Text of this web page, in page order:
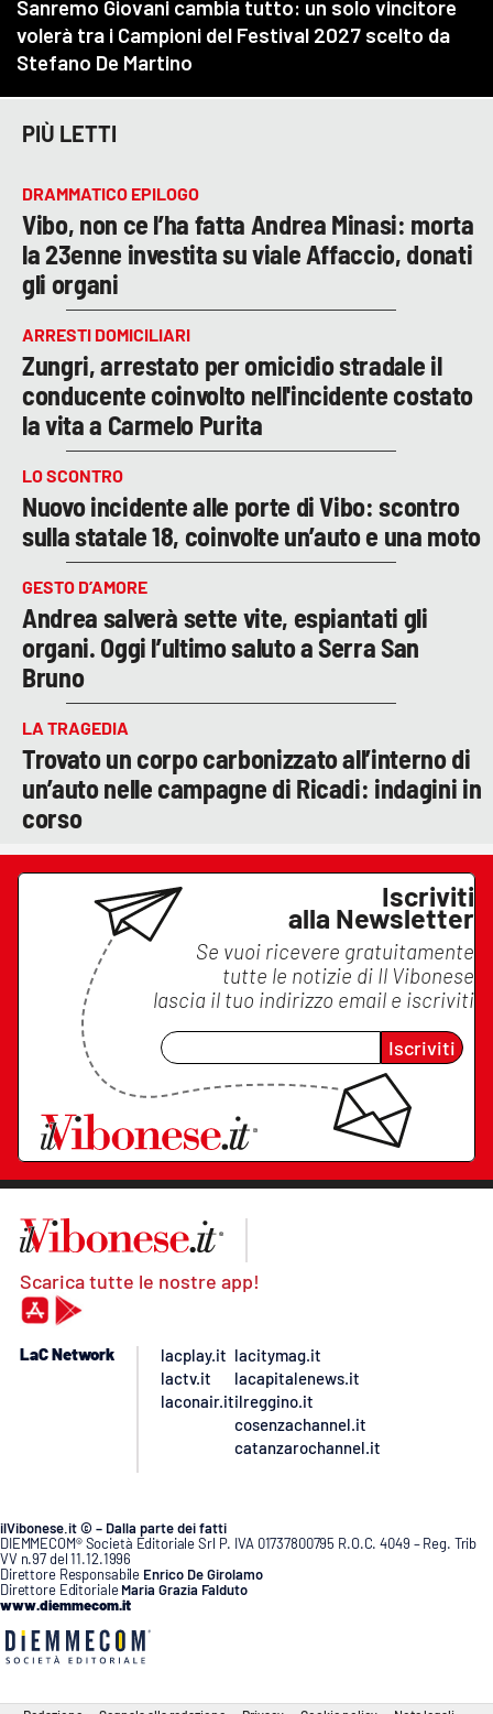
PIÙ LETTI
DRAMMATICO EPILOGO
Vibo, non ce l’ha fatta Andrea Minasi: morta
la 23enne investita su viale Affaccio, donati
gli organi
ARRESTI DOMICILIARI
Zungri, arrestato per omicidio stradale il
conducente coinvolto nell'incidente costato
la vita a Carmelo Purita
LO SCONTRO
Nuovo incidente alle porte di Vibo: scontro
sulla statale 18, coinvolte un’auto e una moto
GESTO D’AMORE
Andrea salverà sette vite, espiantati gli
organi. Oggi l’ultimo saluto a Serra San
Bruno
LA TRAGEDIA
Trovato un corpo carbonizzato all’interno di
un’auto nelle campagne di Ricadi: indagini in
corso
Iscriviti
alla Newsletter
Se vuoi ricevere gratuitamente
tutte le notizie di Il Vibonese
lascia il tuo indirizzo email e iscriviti
Iscriviti
Scarica tutte le nostre app!
LaC Network
lacplay.it
lactv.it
laconair.it
lacitymag.it
lacapitalenews.it
ilreggino.it
cosenzachannel.it
catanzarochannel.it
ilVibonese.it © – Dalla parte dei fatti
DIEMMECOM® Società Editoriale Srl P. IVA 01737800795 R.O.C. 4049 – Reg. Trib
VV n.97 del 11.12.1996
Direttore Responsabile Enrico De Girolamo
Direttore Editoriale Maria Grazia Falduto
www.diemmecom.it